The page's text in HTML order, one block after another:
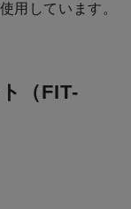
用しています。
（FIT-